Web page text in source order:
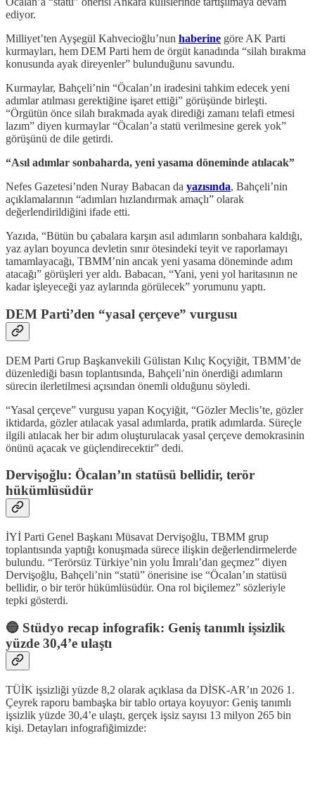
ediyor.
Milliyet’ten Ayşegül Kahvecioğlu’nun haberine göre AK Parti
kurmayları, hem DEM Parti hem de örgüt kanadında “silah bırakma
konusunda ayak direyenler” bulunduğunu savundu.
Kurmaylar, Bahçeli’nin “Öcalan’ın iradesini tahkim edecek yeni
adımlar atılması gerektiğine işaret ettiği” görüşünde birleşti.
“Örgütün önce silah bırakmada ayak dirediği zamanı telafi etmesi
lazım” diyen kurmaylar “Öcalan’a statü verilmesine gerek yok”
görüşünü de dile getirdi.
“Asıl adımlar sonbaharda, yeni yasama döneminde atılacak”
Nefes Gazetesi’nden Nuray Babacan da yazısında, Bahçeli’nin
açıklamalarının “adımları hızlandırmak amaçlı” olarak
değerlendirildiğini ifade etti.
Yazıda, “Bütün bu çabalara karşın asıl adımların sonbahara kaldığı,
yaz ayları boyunca devletin sınır ötesindeki teyit ve raporlamayı
tamamlayacağı, TBMM’nin ancak yeni yasama döneminde adım
atacağı” görüşleri yer aldı. Babacan, “Yani, yeni yol haritasının ne
kadar işleyeceği yaz aylarında görülecek” yorumunu yaptı.
DEM Parti’den “yasal çerçeve” vurgusu
DEM Parti Grup Başkanvekili Gülistan Kılıç Koçyiğit, TBMM’de
düzenlediği basın toplantısında, Bahçeli’nin önerdiği adımların
sürecin ilerletilmesi açısından önemli olduğunu söyledi.
“Yasal çerçeve” vurgusu yapan Koçyiğit, “Gözler Meclis’te, gözler
iktidarda, gözler atılacak yasal adımlarda, pratik adımlarda. Süreçle
ilgili atılacak her bir adım oluşturulacak yasal çerçeve demokrasinin
önünü açacak ve güçlendirecektir” dedi.
Dervişoğlu: Öcalan’ın statüsü bellidir, terör
hükümlüsüdür
İYİ Parti Genel Başkanı Müsavat Dervişoğlu, TBMM grup
toplantısında yaptığı konuşmada sürece ilişkin değerlendirmelerde
bulundu. “Terörsüz Türkiye’nin yolu İmralı’dan geçmez” diyen
Dervişoğlu, Bahçeli’nin “statü” önerisine ise “Öcalan’ın statüsü
bellidir, o bir terör hükümlüsüdür. Ona rol biçilemez” sözleriyle
tepki gösterdi.
🔵 Stüdyo recap infografik: Geniş tanımlı işsizlik
yüzde 30,4’e ulaştı
TÜİK işsizliği yüzde 8,2 olarak açıklasa da DİSK-AR’ın 2026 1.
Çeyrek raporu bambaşka bir tablo ortaya koyuyor: Geniş tanımlı
işsizlik yüzde 30,4’e ulaştı, gerçek işsiz sayısı 13 milyon 265 bin
kişi. Detayları infografiğimizde: